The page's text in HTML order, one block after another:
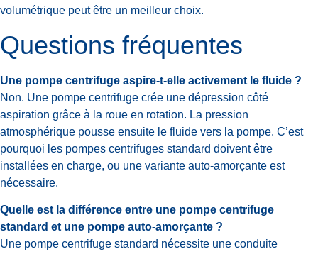
volumétrique peut être un meilleur choix.
Questions fréquentes
Une pompe centrifuge aspire-t-elle activement le fluide ?
Non. Une pompe centrifuge crée une dépression côté
aspiration grâce à la roue en rotation. La pression
atmosphérique pousse ensuite le fluide vers la pompe. C’est
pourquoi les pompes centrifuges standard doivent être
installées en charge, ou une variante auto-amorçante est
nécessaire.
Quelle est la différence entre une pompe centrifuge
standard et une pompe auto-amorçante ?
Une pompe centrifuge standard nécessite une conduite